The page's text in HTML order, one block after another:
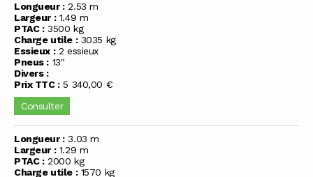
Longueur :2.53 m
Largeur :1.49 m
PTAC :3500 kg
Charge utile :3035 kg
Essieux :2 essieux
Pneus : 13"
Divers :
Prix TTC :5 340,00 €
Consulter
Longueur :3.03 m
Largeur :1.29 m
PTAC :2000 kg
Charge utile :1570 kg